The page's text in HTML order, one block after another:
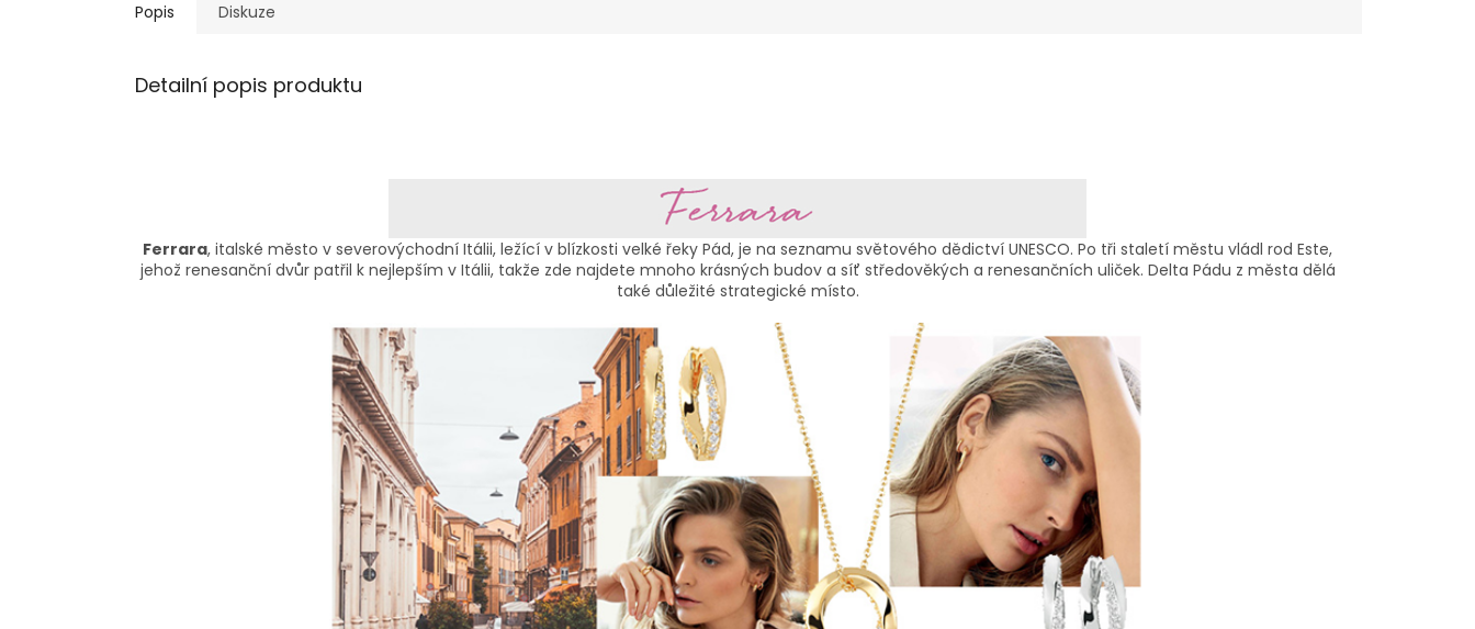
Popis Diskuze
Detailní popis produktu
Ferrara, italské město v severovýchodní Itálii, ležící v blízkosti velké řeky Pád, je na seznamu světového dědictví UNESCO. Po tři staletí městu vládl rod Este,
jehož renesanční dvůr patřil k nejlepším v Itálii, takže zde najdete mnoho krásných budov a síť středověkých a renesančních uliček. Delta Pádu z města dělá
také důležité strategické místo.